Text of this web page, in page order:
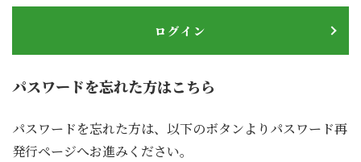
ログイン
パスワードを忘れた方はこちら
パスワードを忘れた方は、以下のボタンよりパスワード再
発行ページへお進みください。